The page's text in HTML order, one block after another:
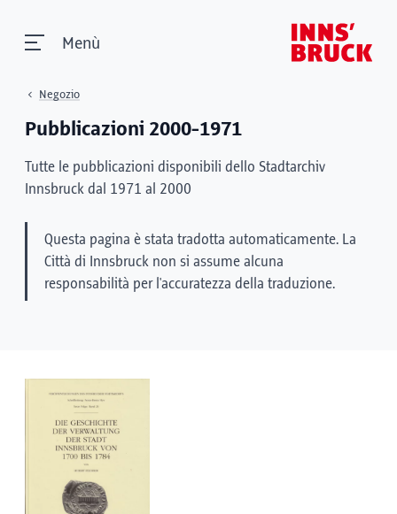
Menù
Negozio
Pubblicazioni 2000-1971
Tutte le pubblicazioni disponibili dello Stadtarchiv
Innsbruck dal 1971 al 2000
Questa pagina è stata tradotta automaticamente. La
Città di Innsbruck non si assume alcuna
responsabilità per l'accuratezza della traduzione.